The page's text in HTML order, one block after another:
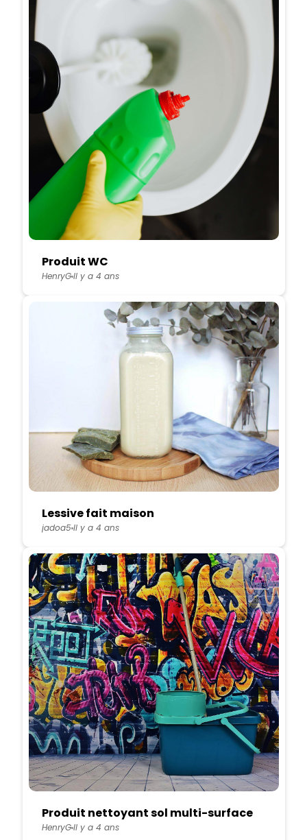
Produit WC
HenryGIl y a 4 ans
Lessive fait maison
jadoa5 Il y a 4 ans
Produit nettoyant sol multi-surface
HenryGIl y a 4 ans